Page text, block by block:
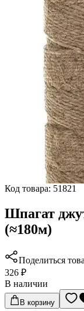
Код товара: 51821
Шпагат
(≈180м)
Поделиться
326 ₽
В наличии
В корзину